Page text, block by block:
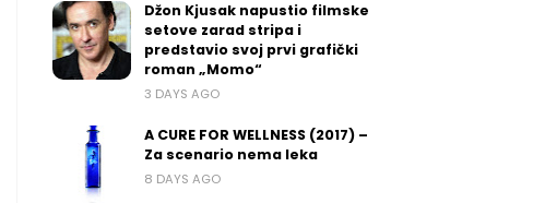
Džon Kjusak napustio filmske
setove zarad stripa i
predstavio svoj prvi grafički
roman „Momo“
3 DAYS AGO
A CURE FOR WELLNESS (2017) –
Za scenario nema leka
8 DAYS AGO